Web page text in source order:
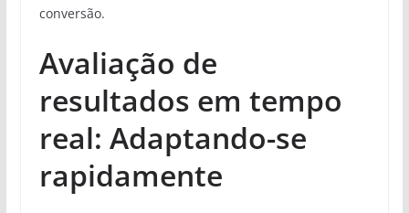
conversão.
Avaliação de
resultados em tempo
real: Adaptando-se
rapidamente